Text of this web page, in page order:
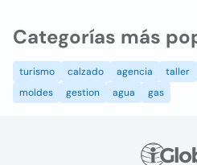
Categorías más
turismo calzado agencia taller
moldes
gestion agua gas